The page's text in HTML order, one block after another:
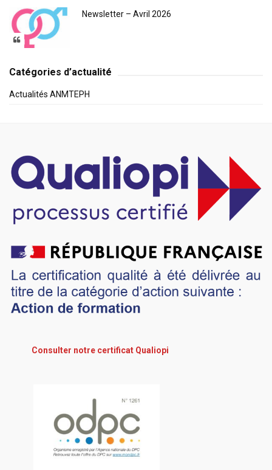
Newsletter – Avril 2026
Catégories d’actualité
Actualités ANMTEPH
Consulter notre certificat Qualiopi